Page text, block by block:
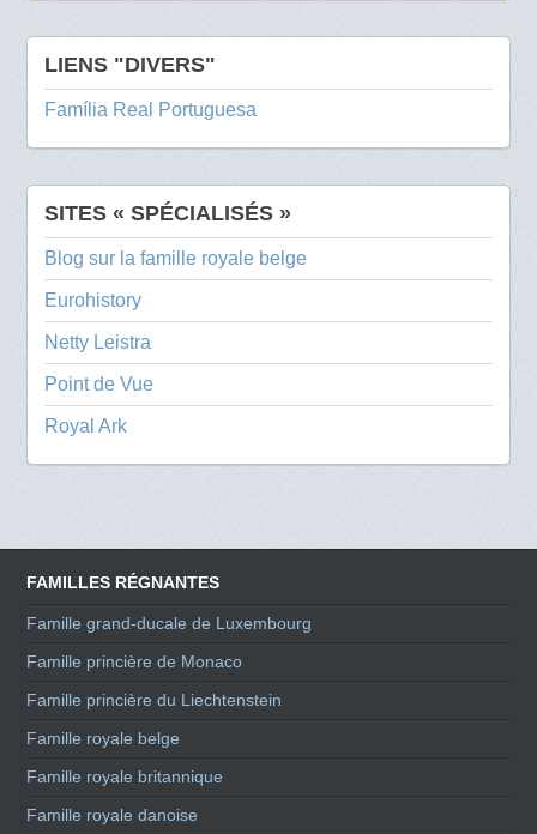
LIENS "DIVERS"
Família Real Portuguesa
SITES « SPÉCIALISÉS »
Blog sur la famille royale belge
Eurohistory
Netty Leistra
Point de Vue
Royal Ark
FAMILLES RÉGNANTES
Famille grand-ducale de Luxembourg
Famille princière de Monaco
Famille princière du Liechtenstein
Famille royale belge
Famille royale britannique
Famille royale danoise